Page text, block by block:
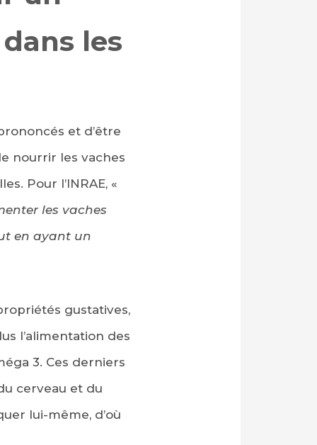
les
et d’être
nourrir les vaches
Pour l’INRAE, «
les vaches
en ayant un
gustatives,
l’alimentation des
3. Ces derniers
cerveau et du
lui-même, d’où